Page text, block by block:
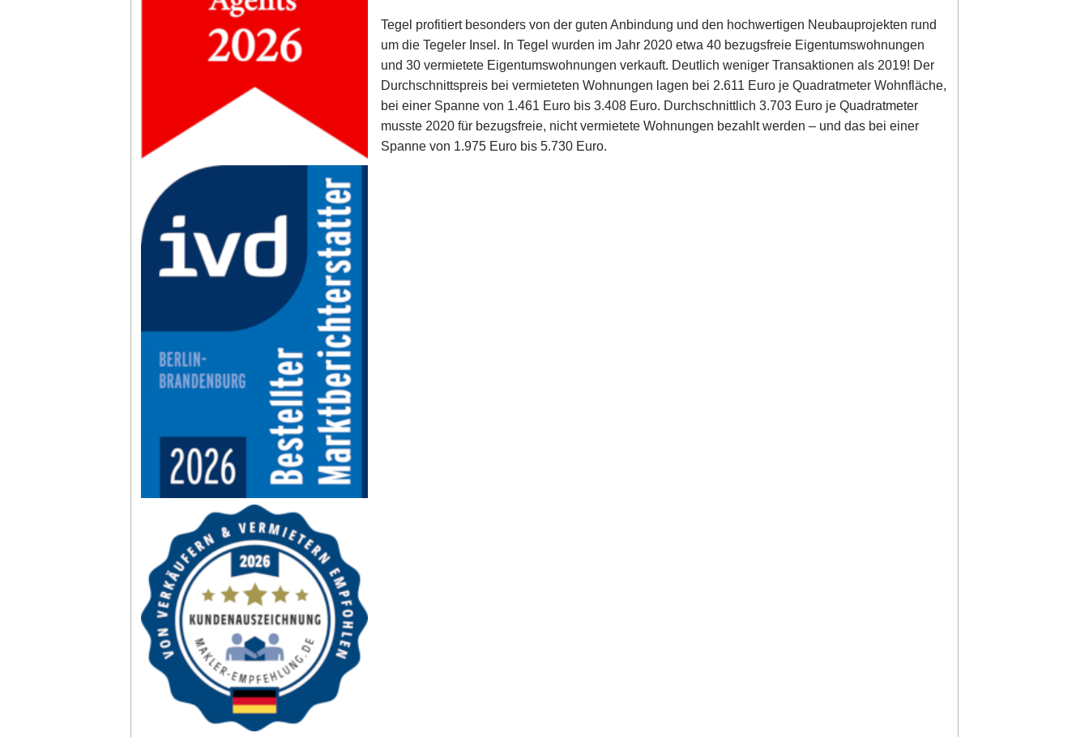
Tegel profitiert besonders von der guten Anbindung und den hochwertigen Neubauprojekten rund
um die Tegeler Insel. In Tegel wurden im Jahr 2020 etwa 40 bezugsfreie Eigentumswohnungen
und 30 vermietete Eigentumswohnungen verkauft. Deutlich weniger Transaktionen als 2019! Der
Durchschnittspreis bei vermieteten Wohnungen lagen bei 2.611 Euro je Quadratmeter Wohnfläche,
bei einer Spanne von 1.461 Euro bis 3.408 Euro. Durchschnittlich 3.703 Euro je Quadratmeter
musste 2020 für bezugsfreie, nicht vermietete Wohnungen bezahlt werden – und das bei einer
Spanne von 1.975 Euro bis 5.730 Euro.